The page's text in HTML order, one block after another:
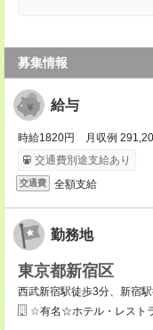
募集情報
給与
時給1820円 月収例
交通費別途支給あり
交通費 全額支給
勤務地
東京都新宿区
西武新宿駅徒歩3分、新宿
☆有名☆ホテル・レスト